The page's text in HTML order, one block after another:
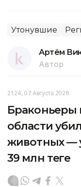
Утонувшие
Артём
Автор
21:24, 07 Августа 2026
Браконьеры
области
животных —
39 млн теңге